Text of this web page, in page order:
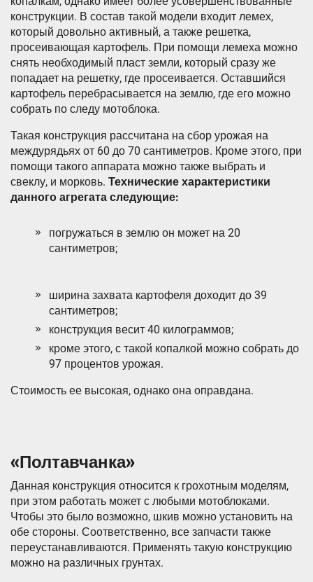
конструкции. В состав такой модели входит лемех,
который довольно активный, а также решетка,
просеивающая картофель. При помощи лемеха можно
снять необходимый пласт земли, который сразу же
попадает на решетку, где просеивается. Оставшийся
картофель перебрасывается на землю, где его можно
собрать по следу мотоблока.
Такая конструкция рассчитана на сбор урожая на
междурядьях от 60 до 70 сантиметров. Кроме этого, при
помощи такого аппарата можно также выбрать и
свеклу, и морковь. Технические характеристики
данного агрегата следующие:
погружаться в землю он может на 20
сантиметров;
ширина захвата картофеля доходит до 39
сантиметров;
конструкция весит 40 килограммов;
кроме этого, с такой копалкой можно собрать до
97 процентов урожая.
Стоимость ее высокая, однако она оправдана.
«Полтавчанка»
Данная конструкция относится к грохотным моделям,
при этом работать может с любыми мотоблоками.
Чтобы это было возможно, шкив можно установить на
обе стороны. Соответственно, все запчасти также
переустанавливаются. Применять такую конструкцию
можно на различных грунтах.